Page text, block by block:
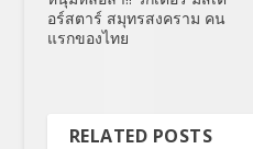
อร์สตาร์ สมุทรสงคราม คน
แรกของไทย
RELATED POSTS